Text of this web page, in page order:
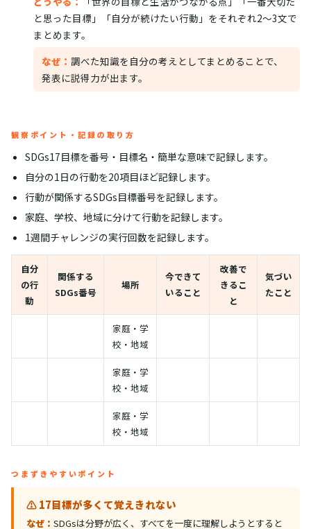
と思った目標」「自分が続けたい行動」をそれぞれ2〜3文で
まとめます。
なぜ： 調べた知識を自分の考えとしてまとめることで、
発表に説得力が出ます。
観察ポイント・記録の取り方
SDGs17目標を番号・目標名・簡単な意味で記録します。
自分の1日の行動を20項目ほど記録します。
行動が関係するSDGs目標番号を記録します。
家庭、学校、地域に分けて行動を記録します。
1週間チャレンジの実行回数を記録します。
自分
の行
動
関係する
SDGs番号
場所
今できて
いること
改善で
きるこ
と
気づい
たこと
家庭・学
校・地域
家庭・学
校・地域
家庭・学
校・地域
つまずきやすいポイント
⚠️ 17目標が多くて覚えきれない
なぜ： SDGsは分野が広く、すべてを一度に理解しようとすると